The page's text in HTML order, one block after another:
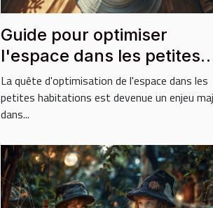
Guide pour optimiser
l'espace dans les petites
habitations
La quête d'optimisation de l'espace dans les
petites habitations est devenue un enjeu
dans...